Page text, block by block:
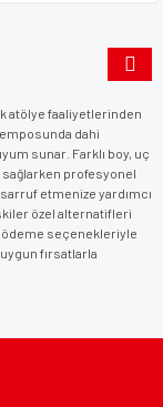
atölye faaliyetlerinden
dahi
sunar. Farklı boy, uç
profesyonel
etmenize yardımcı
özel alternatifleri
seçenekleriyle
fırsatlarla